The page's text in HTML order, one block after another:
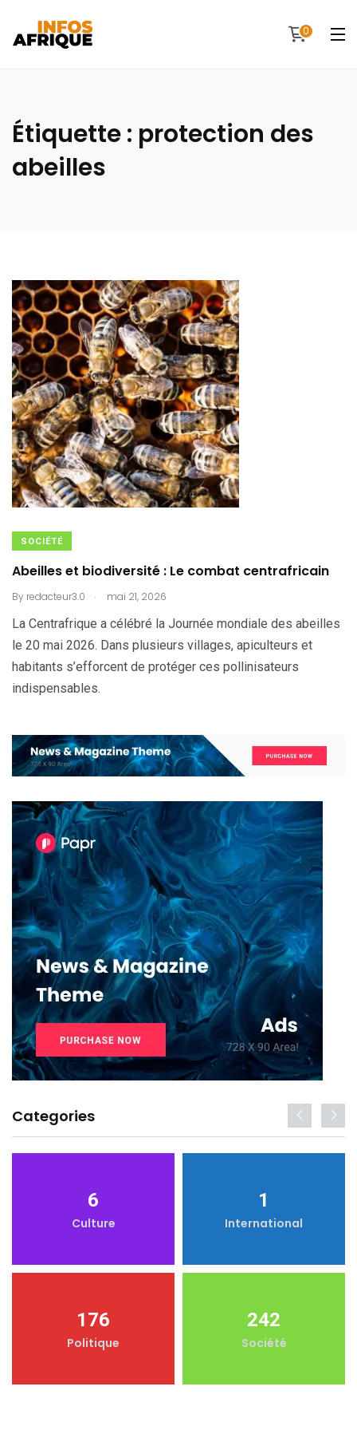
0
Étiquette : protection des
abeilles
SOCIÉTÉ
Abeilles et biodiversité : Le combat centrafricain
By redacteur3.0 . mai 21, 2026
La Centrafrique a célébré la Journée mondiale des abeilles
le 20 mai 2026. Dans plusieurs villages, apiculteurs et
habitants s’efforcent de protéger ces pollinisateurs
indispensables.
Categories
6
Culture
1
International
176
Politique
242
Société